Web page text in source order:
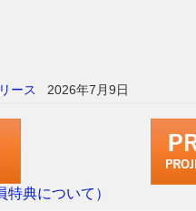
ース 2026年7月9日
典について）